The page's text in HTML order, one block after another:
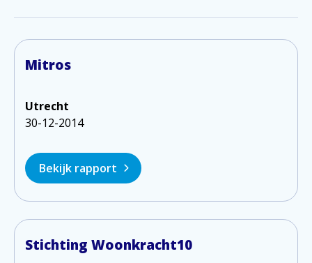
Mitros
Utrecht
30-12-2014
Bekijk rapport
Stichting Woonkracht10